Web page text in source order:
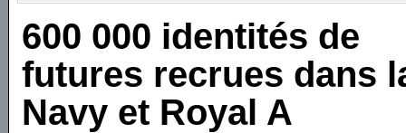
600 000 identités de
futures recrues dans
Navy et Royal A